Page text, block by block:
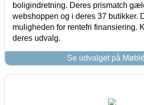
boligindretning. Deres prismatch
webshoppen og i deres 37 butikker.
muligheden for rentefri finansiering.
deres udvalg.
Se udvalget på